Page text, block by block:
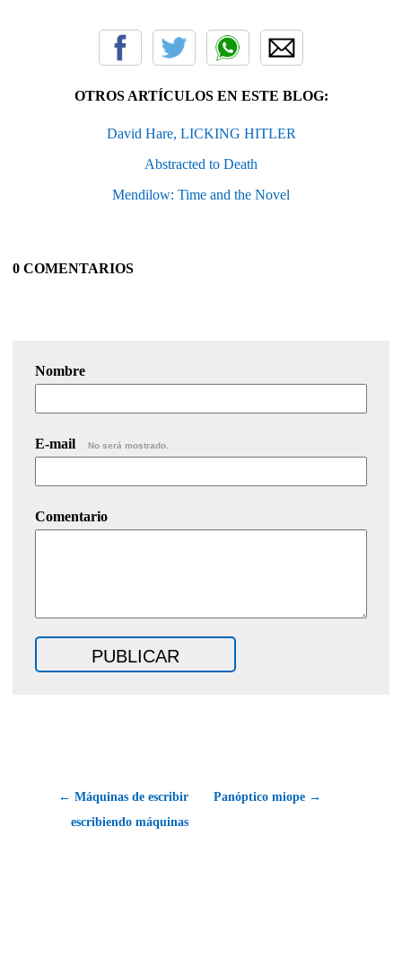
OTROS ARTÍCULOS EN ESTE BLOG:
David Hare, LICKING HITLER
Abstracted to Death
Mendilow: Time and the Novel
0 COMENTARIOS
Nombre
E-mail No será mostrado.
Comentario
← Máquinas de escribir
escribiendo máquinas
Panóptico miope →